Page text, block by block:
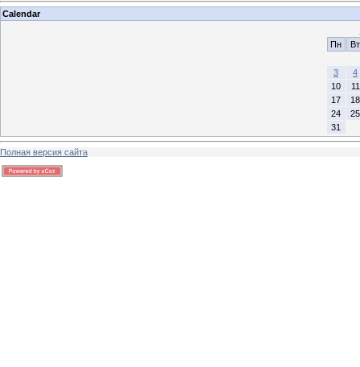
Calendar
Пн
Вт
3
4
10
11
17
18
24
25
31
Полная версия сайта